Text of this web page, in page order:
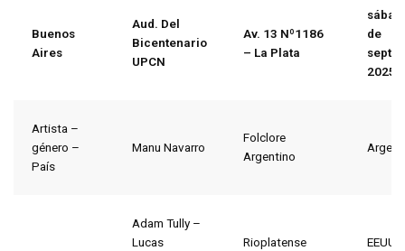
Buenos
Aires
Aud. Del
Bicentenario
UPCN
Av. 13 Nº1186
– La Plata
de
2025
Artista –
género –
País
Manu Navarro
Folclore
Argentino
Adam Tully –
Lucas
Rioplatense EEUU